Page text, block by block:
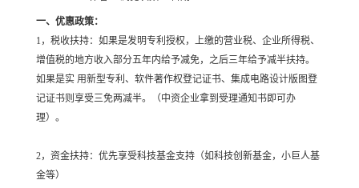
一、优惠政策：
1，税收扶持：如果是发明专利授权，上缴的营业税、企业所得税、
增值税的地方收入部分五年内给予减免，之后三年给予减半扶持。
如果是实 用新型专利、软件著作权登记证书、集成电路设计版图登
记证书则享受三免两减半。（中资企业拿到受理通知书即可办
理）。
2，资金扶持：优先享受科技基金支持（如科技创新基金，小巨人基
金等）